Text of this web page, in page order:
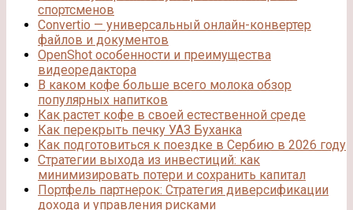
спортсменов
Convertio — универсальный онлайн-конвертер
файлов и документов
OpenShot особенности и преимущества
видеоредактора
В каком кофе больше всего молока обзор
популярных напитков
Как растет кофе в своей естественной среде
Как перекрыть печку УАЗ Буханка
Как подготовиться к поездке в Сербию в 2026 году
Стратегии выхода из инвестиций: как
минимизировать потери и сохранить капитал
Портфель партнерок: Стратегия диверсификации
дохода и управления рисками